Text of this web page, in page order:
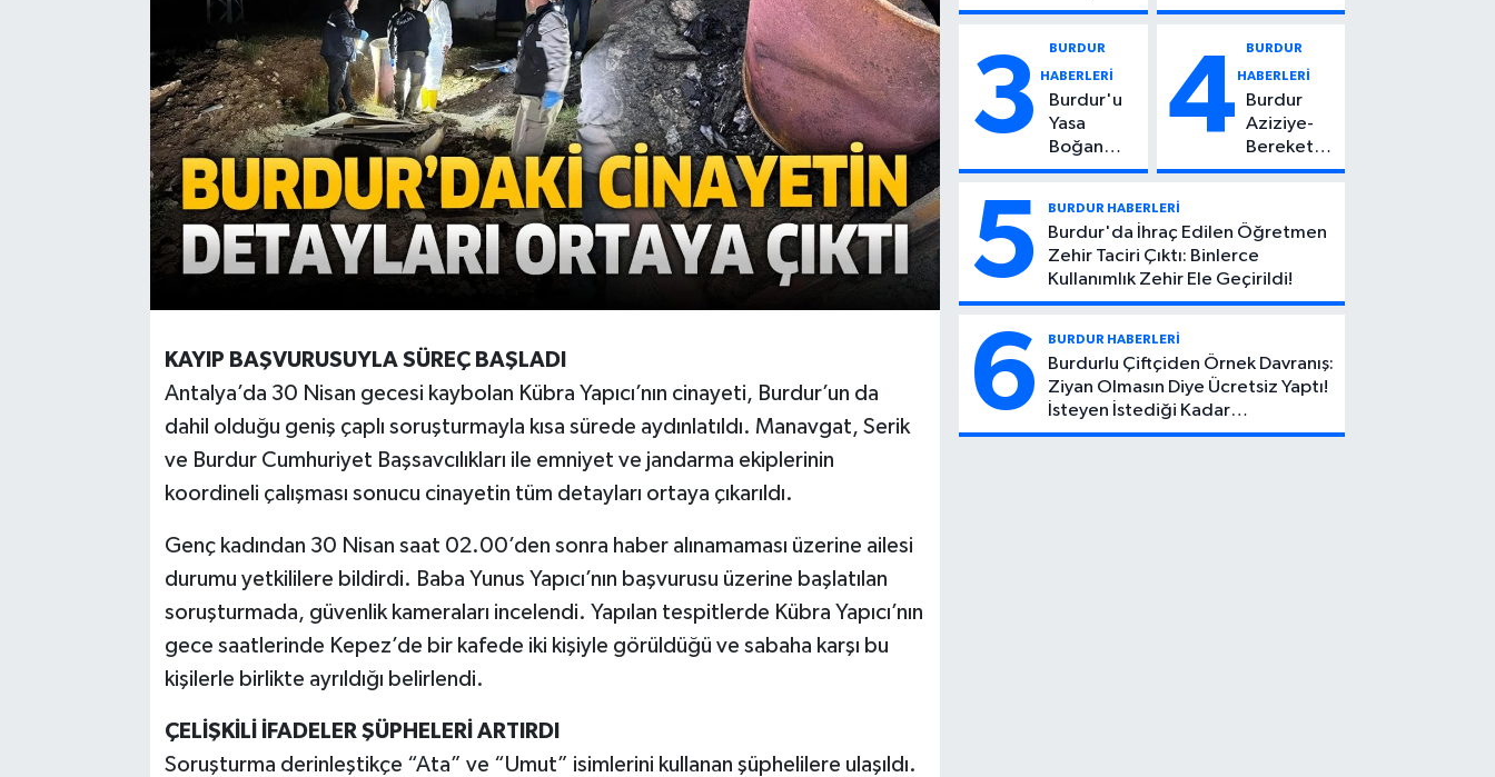
KAYIP BAŞVURUSUYLA SÜREÇ BAŞLADI
Antalya’da 30 Nisan gecesi kaybolan Kübra Yapıcı’nın cinayeti, Burdur’un da
dahil olduğu geniş çaplı soruşturmayla kısa sürede aydınlatıldı. Manavgat, Serik
ve Burdur Cumhuriyet Başsavcılıkları ile emniyet ve jandarma ekiplerinin
koordineli çalışması sonucu cinayetin tüm detayları ortaya çıkarıldı.
Genç kadından 30 Nisan saat 02.00’den sonra haber alınamaması üzerine ailesi
durumu yetkililere bildirdi. Baba Yunus Yapıcı’nın başvurusu üzerine başlatılan
soruşturmada, güvenlik kameraları incelendi. Yapılan tespitlerde Kübra Yapıcı’nın
gece saatlerinde Kepez’de bir kafede iki kişiyle görüldüğü ve sabaha karşı bu
kişilerle birlikte ayrıldığı belirlendi.
ÇELİŞKİLİ İFADELER ŞÜPHELERİ ARTIRDI
Soruşturma derinleştikçe “Ata” ve “Umut” isimlerini kullanan şüphelilere ulaşıldı.
Başından
Çocuktan
Kötü Haber!
Yaşındaki
Kaybetti
3 BURDUR
HABERLERİ
Burdur'u
Yasa
Boğan
Ölüm:
Can Atıcı
Genç
Yaşta
Yaşamını
Yitirdi
4 BURDUR
HABERLERİ
Burdur
Aziziye-
Bereket
Köyü
Feci Kaza:
1 Ölü, 2
Yaralı
5 BURDUR HABERLERİ
Burdur'da İhraç Edilen Öğretmen
Zehir Taciri Çıktı: Binlerce
Kullanımlık Zehir Ele Geçirildi!
6 BURDUR HABERLERİ
Burdurlu Çiftçiden Örnek Davranış:
Ziyan Olmasın Diye Ücretsiz Yaptı!
İsteyen İstediği Kadar
Toplayabilecek